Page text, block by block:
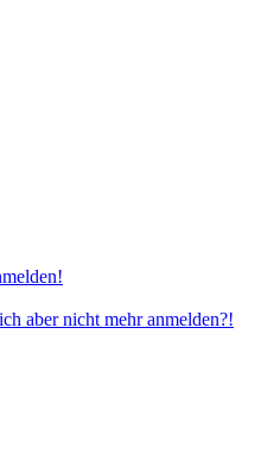
aber nicht mehr anmelden?!